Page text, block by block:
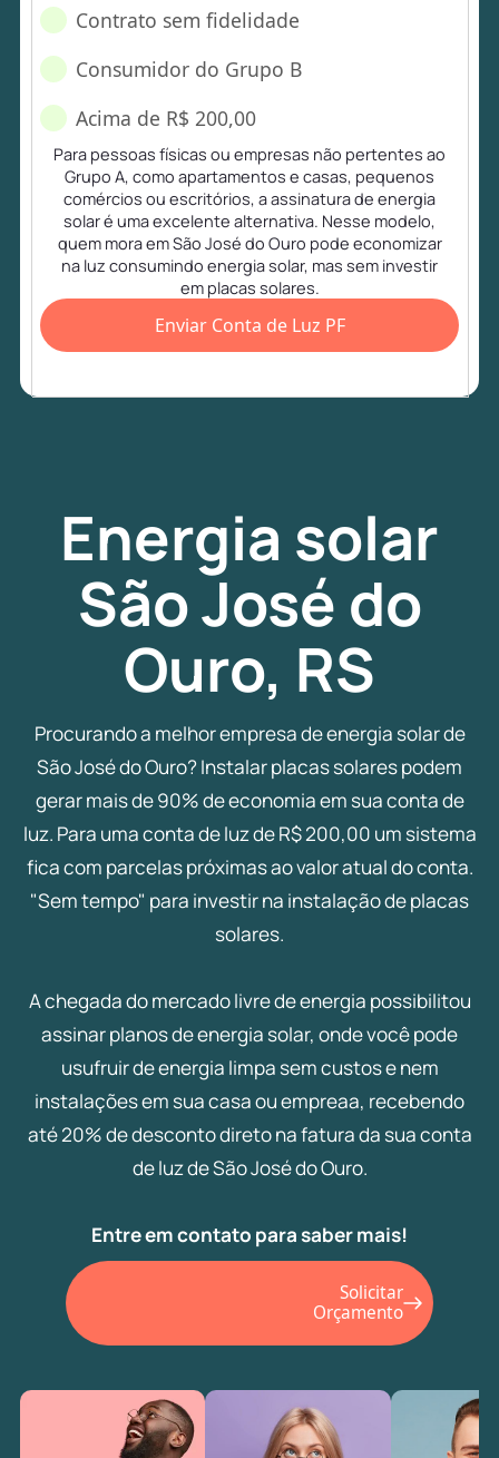
Contrato sem fidelidade
Consumidor do Grupo B
Acima de R$ 200,00
Para pessoas físicas ou empresas não pertentes ao
Grupo A, como apartamentos e casas, pequenos
comércios ou escritórios, a assinatura de energia
solar é uma excelente alternativa. Nesse modelo,
quem mora em São José do Ouro pode economizar
na luz consumindo energia solar, mas sem investir
em placas solares.
Enviar Conta de Luz PF
Energia solar
São José do
Ouro, RS
Procurando a melhor empresa de energia solar de
São José do Ouro? Instalar placas solares podem
gerar mais de 90% de economia em sua conta de
luz. Para uma conta de luz de R$ 200,00 um sistema
fica com parcelas próximas ao valor atual do conta.
"Sem tempo" para investir na instalação de placas
solares.
A chegada do mercado livre de energia possibilitou
assinar planos de energia solar, onde você pode
usufruir de energia limpa sem custos e nem
instalações em sua casa ou empreaa, recebendo
até 20% de desconto direto na fatura da sua conta
de luz de São José do Ouro.
Entre em contato para saber mais!
Solicitar
Orçamento